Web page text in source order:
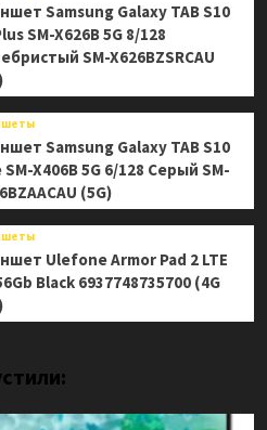
Samsung Galaxy TAB S10
SM-X626B 5G 8/128
SM-X626BZSRCAU
Samsung Galaxy TAB S10
X406B 5G 6/128 Серый SM-
(5G)
Ulefone Armor Pad 2 LTE
Black 6937748735700 (4G